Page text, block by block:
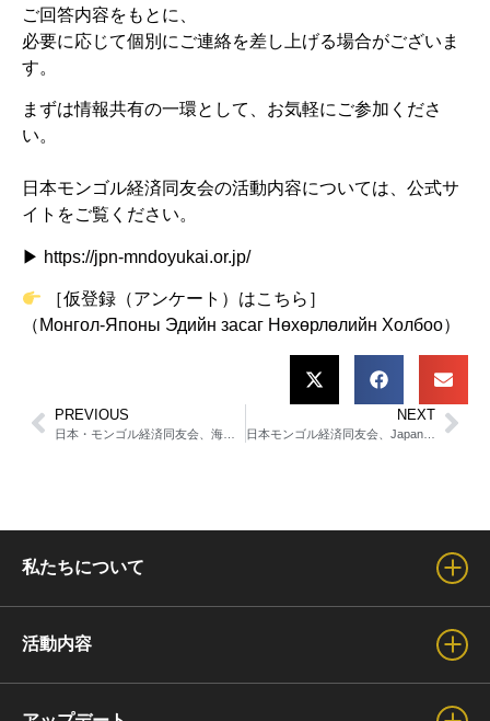
ご回答内容をもとに、
必要に応じて個別にご連絡を差し上げる場合がございま
す。
まずは情報共有の一環として、お気軽にご参加くださ
い。
日本モンゴル経済同友会の活動内容については、公式サ
イトをご覧ください。
▶ https://jpn-mndoyukai.or.jp/
［仮登録（アンケート）はこちら］
（ Монгол-Японы Эдийн засаг Нөхөрлөлийн Холбоо）
PREVIOUS NEXT
日本モンゴル経済同友会、Japan Festival 2026に「プラチナスポンサー」として参画
私たちについて
会長からのご挨拶
活動内容
事業活動紹介